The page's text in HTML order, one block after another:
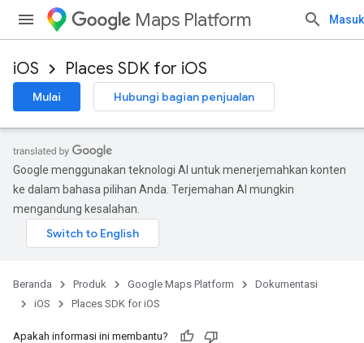
Maps Platform Masuk
iOS Places SDK for iOS
Mulai Hubungi bagian penjualan
Google menggunakan teknologi AI untuk menerjemahkan konten
ke dalam bahasa pilihan Anda. Terjemahan AI mungkin
mengandung kesalahan.
Beranda Produk Google Maps Platform
Dokumentasi
iOS
Places SDK for iOS
Apakah informasi ini membantu?